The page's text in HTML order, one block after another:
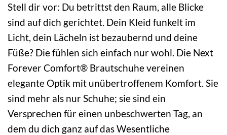
Stell dir vor: Du betrittst den Raum, alle Blicke
sind auf dich gerichtet. Dein Kleid funkelt im
Licht, dein Lächeln ist bezaubernd und deine
Füße? Die fühlen sich einfach nur wohl. Die Next
Forever Comfort® Brautschuhe vereinen
elegante Optik mit unübertroffenem Komfort. Sie
sind mehr als nur Schuhe; sie sind ein
Versprechen für einen unbeschwerten Tag, an
dem du dich ganz auf das Wesentliche